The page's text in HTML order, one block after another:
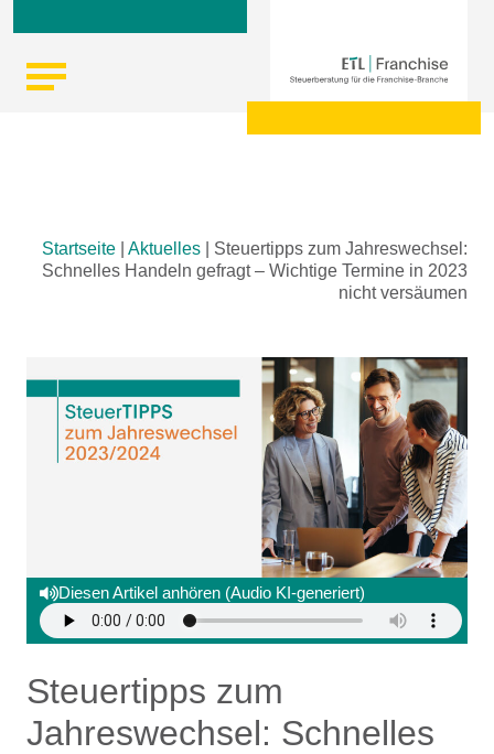
content
Startseite Aktuelles
Steuertipps zum Jahreswechsel:
Schnelles Handeln gefragt – Wichtige Termine in 2023
nicht versäumen
Diesen Artikel anhören (Audio KI-generiert)
Steuertipps zum
Jahreswechsel: Schnelles